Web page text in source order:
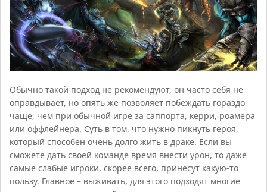
Обычно такой подход не рекомендуют, он часто себя не
оправдывает, но опять же позволяет побеждать гораздо
чаще, чем при обычной игре за саппорта, керри, роамера
или оффлейнера. Суть в том, что нужно пикнуть героя,
который способен очень долго жить в драке. Если вы
сможете дать своей команде время внести урон, то даже
самые слабые игроки, скорее всего, принесут какую-то
пользу. Главное – выживать, для этого подходят многие